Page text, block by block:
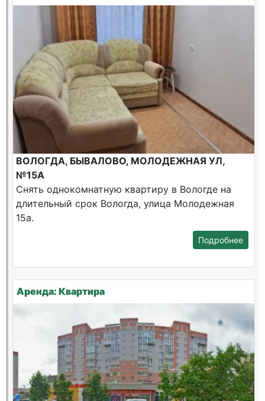
ВОЛОГДА, БЫВАЛОВО, МОЛОДЕЖНАЯ УЛ,
№15А
Снять однокомнатную квартиру в Вологде на
длительный срок Вологда, улица Молодежная
15а.
Подробнее
Аренда: Квартира